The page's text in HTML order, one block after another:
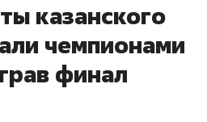
казанского
чемпионами
финал